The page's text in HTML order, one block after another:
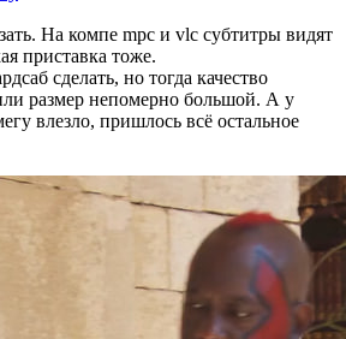
На компе mpc и vlc субтитры видят
приставка тоже.
сделать, но тогда качество
размер непомерно большой. А у
влезло, пришлось всё остальное